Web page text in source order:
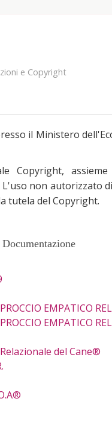
e Copyright
il Ministero
Copyright,
non autorizzato
tutela del Copyright.
Documentazione
EMPATICO
EMPATICO
del Cane®